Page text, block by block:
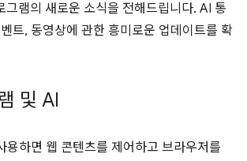
램의 새로운 소식을 전해드립니다. AI 통
트, 동영상에 관한 흥미로운 업데이트를 확
및 AI
용하면 웹 콘텐츠를 제어하고 브라우저를